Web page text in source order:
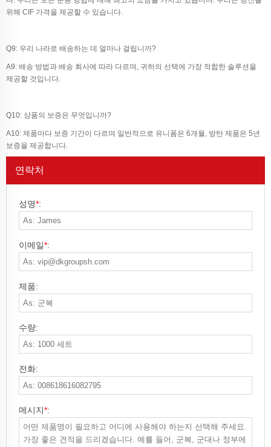
위해 CIF 가격을 제공할 수 있습니다.
Q9: 우리 나라로 배송하는 데 얼마나 걸립니까?
A9: 배송 방법과 배송 회사에 따라 다르며, 귀하의 선택에 가장 적합한 솔루션을
제공할 것입니다.
Q10: 상품의 보증은 무엇입니까?
A10: 제품마다 보증 기간이 다르며 일반적으로 유니폼은 6개월, 방탄 제품은 5년
보증을 제공합니다.
연락처
성명*:
이메일*:
제품:
수량:
전화:
메시지*: